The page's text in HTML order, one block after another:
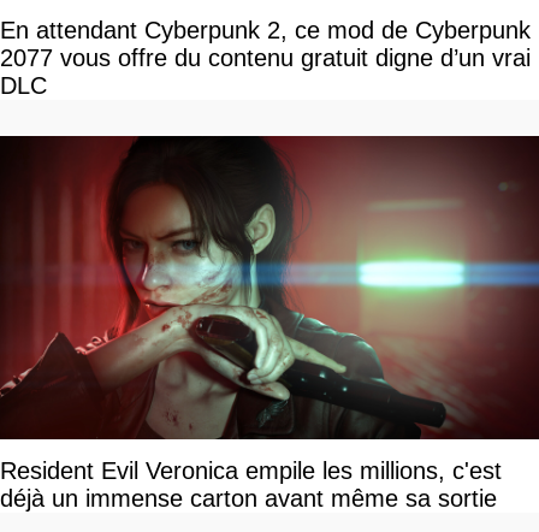
En attendant Cyberpunk 2, ce mod de Cyberpunk
2077 vous offre du contenu gratuit digne d’un vrai
DLC
Resident Evil Veronica empile les millions, c'est
déjà un immense carton avant même sa sortie